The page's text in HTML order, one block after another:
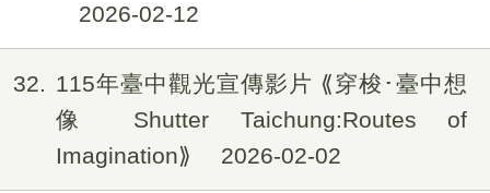
2026-02-12
32
115年臺中觀光宣傳影片 ⟪穿梭･臺中想
像 Shutter Taichung:Routes of
Imagination⟫
2026-02-02